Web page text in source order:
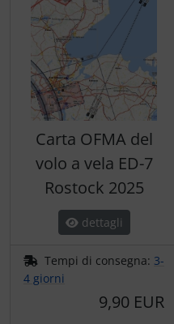
Carta OFMA del
volo a vela ED-7
Rostock 2025
dettagli
Tempi di consegna: 3-
4 giorni
9,90 EUR